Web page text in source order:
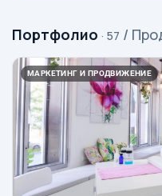
Портфолио · 57 /
МАРКЕТИНГ И ПРОДВИЖЕНИЕ